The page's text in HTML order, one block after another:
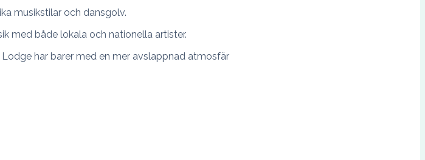
musikstilar och dansgolv.
med både lokala och nationella artister.
har barer med en mer avslappnad atmosfär